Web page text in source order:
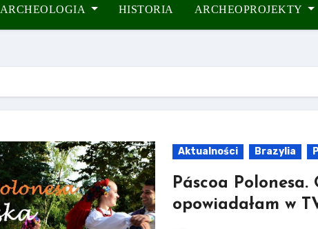
ARCHEOLOGIA HISTORIA ARCHEOPROJEKTY
Aktualności Brazylia
Páscoa
opowiadałam w